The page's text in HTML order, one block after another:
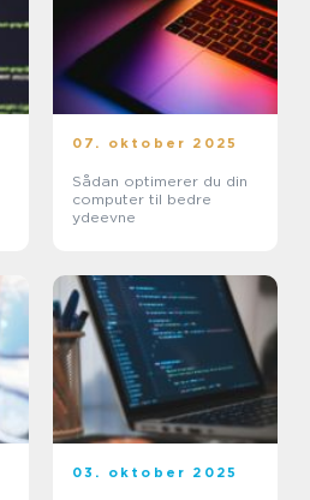
07. oktober 2025
Sådan optimerer du din
computer til bedre
ydeevne
03. oktober 2025